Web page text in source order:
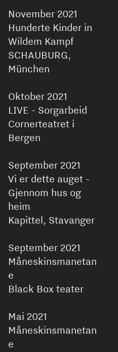
November 2021
Hunderte Kinder in
Wildem Kampf
SCHAUBURG,
München
Oktober 2021
LIVE - Sorgarbeid
Cornerteatret i
Bergen
September 2021
Vi er dette auget -
Gjennom hus og
heim
Kapittel, Stavanger
September 2021
Måneskinsmanetan
e
Black Box teater
Mai 2021
Måneskinsmanetan
e